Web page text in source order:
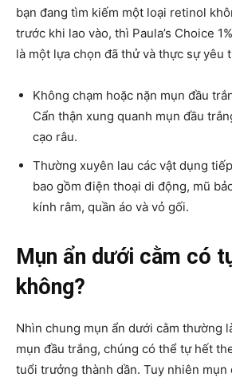
bạn đang tìm kiếm một loại retinol
trước khi lao vào, thì Paula’s Choice
là một lựa chọn đã thử và thực sự yêu
Không chạm hoặc nặn mụn đầu
Cẩn thận xung quanh mụn đầu
cạo râu.
Thường xuyên lau các vật dụng
bao gồm điện thoại di động, mũ
kính râm, quần áo và vỏ gối.
Mụn ẩn dưới cằm có
không?
Nhìn chung mụn ẩn dưới cằm thường
mụn đầu trắng, chúng có thể tự hết
tuổi trưởng thành dần. Tuy nhiên mụn